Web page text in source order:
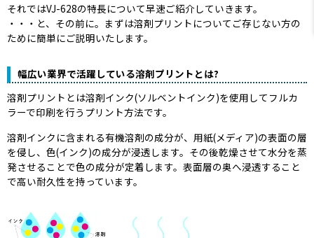
それではVJ-628の特長について早速ご紹介していきます。
・・・と、その前に。まずは溶剤プリントについてご存じない方の
ために簡単にご説明いたします。
幅広い業界で活躍している溶剤プリントとは?
溶剤プリントとは溶剤インク(ソルベントインク)を使用してフルカ
ラーで印刷を行うプリント方法です。
溶剤インクに含まれる有機溶剤の成分が、用紙(メディア)の表面の層
を侵し、色(インク)の成分が浸透します。その後乾燥させて水分を蒸
発させることで色の成分が定着します。表面層の奥へ浸透すること
で高い耐久性を持っています。